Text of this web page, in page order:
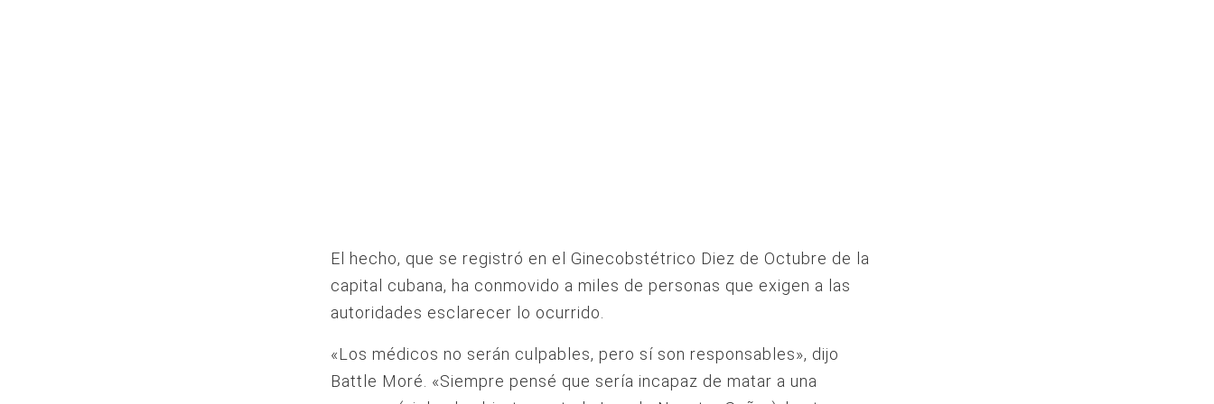
El hecho, que se registró en el Ginecobstétrico Diez de Octubre de la
capital cubana, ha conmovido a miles de personas que exigen a las
autoridades esclarecer lo ocurrido.
«Los médicos no serán culpables, pero sí son responsables», dijo
Battle Moré. «Siempre pensé que sería incapaz de matar a una